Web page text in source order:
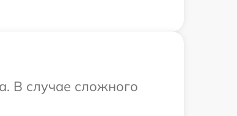
В случае сложного